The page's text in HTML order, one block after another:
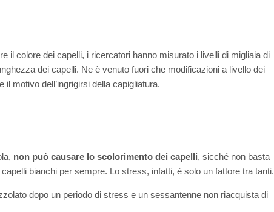
il colore dei capelli, i ricercatori hanno misurato i livelli di migliaia di
dei capelli. Ne è venuto fuori che modificazioni a livello dei
motivo dell’ingrigirsi della capigliatura.
non può causare lo scolorimento dei capelli, sicché non basta
bianchi per sempre. Lo stress, infatti, è solo un fattore tra tanti.
dopo un periodo di stress e un sessantenne non riacquista di